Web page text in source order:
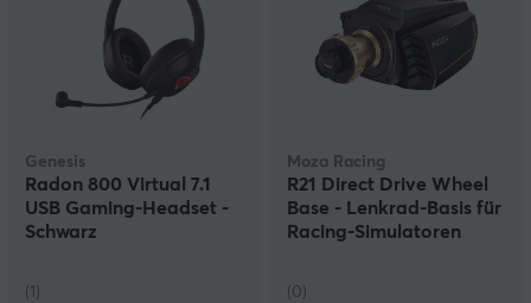
Genesis
Radon 800 Virtual 7.1
USB Gaming-Headset -
Schwarz
(1)
Moza Racing
R21 Direct Drive Wheel
Base - Lenkrad-Basis für
Racing-Simulatoren
(0)